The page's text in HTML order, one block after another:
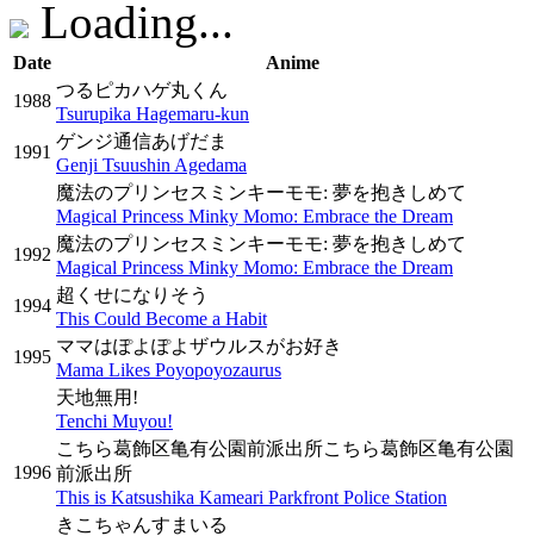
Loading...
Date
Anime
1988
つるピカハゲ丸くん
Tsurupika Hagemaru-kun
1991
ゲンジ通信あげだま
Genji Tsuushin Agedama
魔法のプリンセスミンキーモモ: 夢を抱きしめて
Magical Princess Minky Momo: Embrace the Dream
1992
魔法のプリンセスミンキーモモ: 夢を抱きしめて
Magical Princess Minky Momo: Embrace the Dream
1994
超くせになりそう
This Could Become a Habit
1995
ママはぽよぽよザウルスがお好き
Mama Likes Poyopoyozaurus
天地無用!
Tenchi Muyou!
1996
こちら葛飾区亀有公園前派出所こちら葛飾区亀有公園
前派出所
This is Katsushika Kameari Parkfront Police Station
きこちゃんすまいる